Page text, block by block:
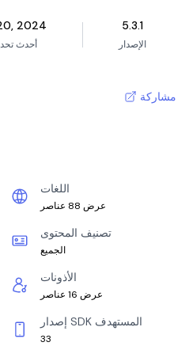
2024
أحدث
5.3.1
الإصدار
مشاركة
اللغات
عرض 88 عناصر
تصنيف المحتوى
الجميع
الأذونات
عرض 16 عناصر
إصدار SDK المستهدف
33